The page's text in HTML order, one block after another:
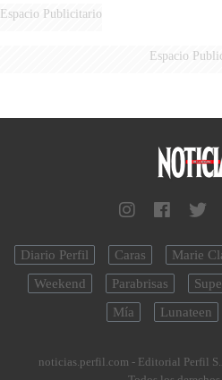
Espacio Publicitario
Espacio
Diario Perfil Caras Marie
Weekend
Parabrisas
Mía
Lunateen
noticias.perfil.com - Editorial Perfil